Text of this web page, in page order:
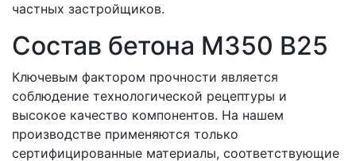
частных застройщиков.
Состав бетона М350 В25
Ключевым фактором прочности является
соблюдение технологической рецептуры и
высокое качество компонентов. На нашем
производстве применяются только
сертифицированные материалы, соответствующие